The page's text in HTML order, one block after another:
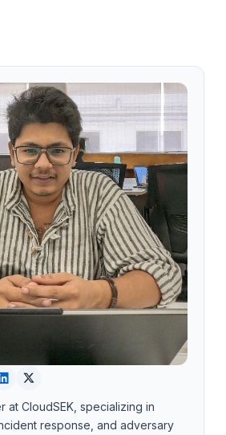
at CloudSEK, specializing in
response, and adversary